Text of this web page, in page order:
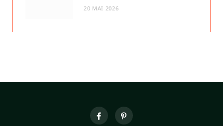
20 MAI 2026